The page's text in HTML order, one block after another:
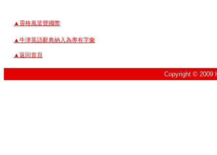
▲靈格風蜚聲國際
▲牛津英語辭典納入為專有字彙
▲返回首頁
Copyright © 2009